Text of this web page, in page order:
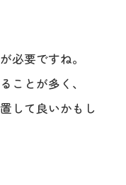
必要ですね。
ことが多く、
して良いかもし